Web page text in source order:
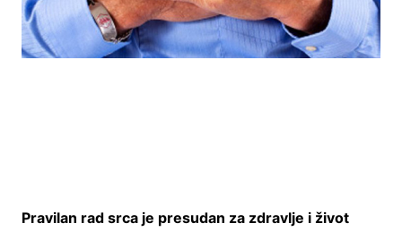
Pravilan rad srca je presudan za zdravlje i život